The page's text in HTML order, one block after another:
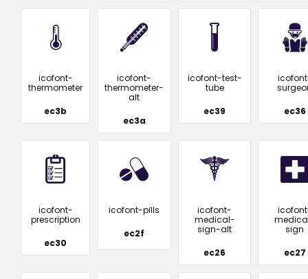
icofont-
thermometer
ec3b
icofont-
thermometer-
alt
ec3a
icofont-test-
tube
ec39
ec36
icofont-
prescription
ec30
icofont-pills
ec2f
icofont-
medical-
sign-alt
ec26
sign
ec27